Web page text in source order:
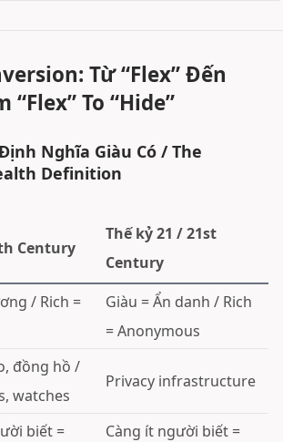
Từ “Flex” Đến
“Flex” To “Hide”
Nghĩa Giàu Có / The
Definition
Century
Thế kỷ 21 / 21st
Century
/ Rich =
Giàu = Ẩn danh / Rich
= Anonymous
đồng hồ /
watches
Privacy infrastructure
biết =
Càng ít người biết =